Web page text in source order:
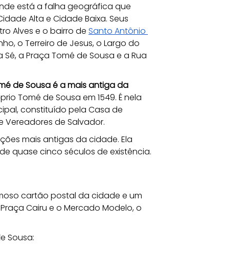
está a falha geográfica que
Alta e Cidade Baixa. Seus
Alves e o bairro de Santo Antônio
o Terreiro de Jesus, o Largo do
a Praça Tomé de Sousa e a Rua
de Sousa é a mais antiga da
Tomé de Sousa em 1549. É nela
constituído pela Casa de
de Salvador.
mais antigas da cidade. Ela
quase cinco séculos de existência.
cartão postal da cidade e um
Cairu e o Mercado Modelo, o
Sousa: